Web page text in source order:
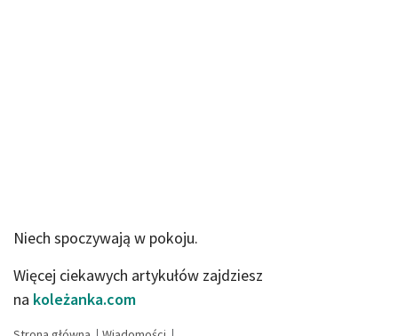
Niech spoczywają w pokoju.
Więcej ciekawych artykułów zajdziesz
na koleżanka.com